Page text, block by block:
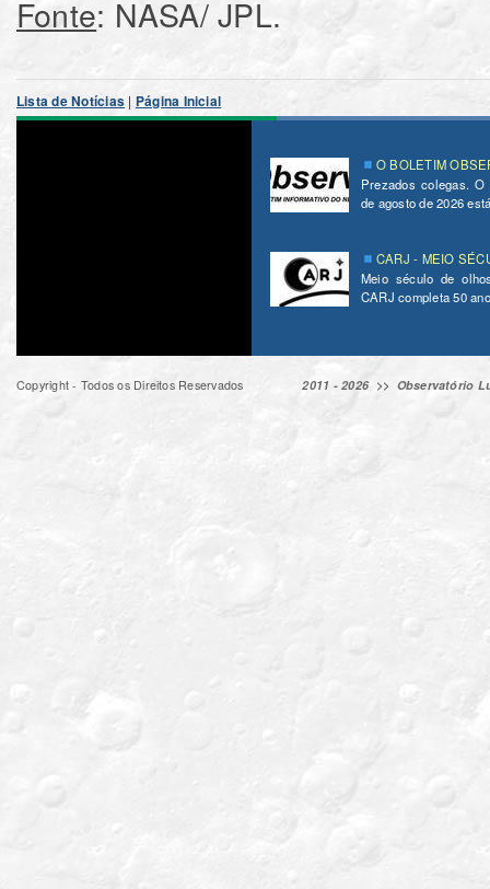
Fonte: NASA/ JPL.
Lista de Notícias | Página Inicial
O BOLETIM
Prezados colegas.
de agosto de 2026
CARJ - MEIO
Meio século de
CARJ completa 50
Copyright - Todos os Direitos Reservados 2011 - 2026 >> Observatório